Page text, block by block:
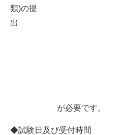
類)の提
が必要です。
◆試験日及び受付時間